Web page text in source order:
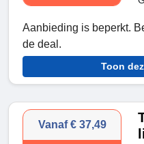
Aanbieding is beperkt.
de deal.
Toon
Vanaf € 37,49